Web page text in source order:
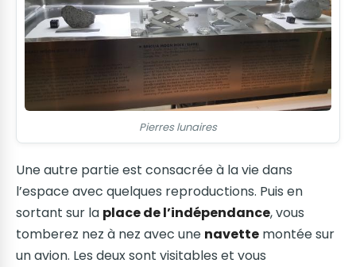
Pierres lunaires
Une autre partie est consacrée à la vie dans
l’espace avec quelques reproductions. Puis en
sortant sur la place de l’indépendance, vous
tomberez nez à nez avec une navette montée sur
un avion. Les deux sont visitables et vous